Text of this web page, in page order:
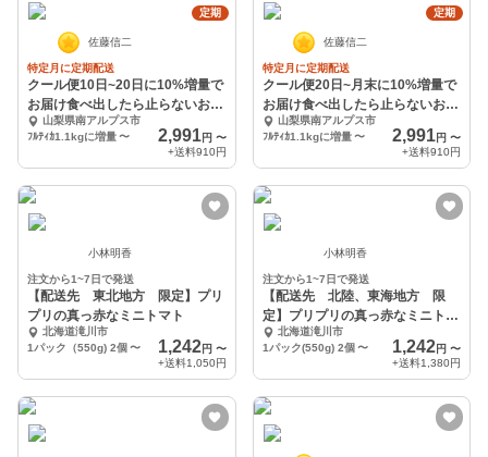
定期
佐藤信二
特定月に定期配送
クール便10日~20日に10%増量で
お届け食べ出したら止らないおい
しいフルティカ
山梨県南アルプス市
ﾌﾙﾃｨｶ1.1kgに増量〜 2,991円 〜
+送料910円
定期
佐藤信二
特定月に定期配送
クール便20日~月末に10%増量で
お届け食べ出したら止らないおい
しいフルティカ
山梨県南アルプス市
ﾌﾙﾃｨｶ1.1kgに増量 〜 2,991円 〜
+送料910円
小林明香
注文から1~7日で発送
【配送先 東北地方 限定】プリ
プリの真っ赤なミニトマト
北海道滝川市
1パック（550g) 2個 〜 1,242円 〜
+送料1,050円
小林明香
注文から1~7日で発送
【配送先 北陸、東海地方 限
定】プリプリの真っ赤なミニトマ
ト 北海道滝川市
1パック(550g) 2個 〜 1,242円 〜
+送料1,380円